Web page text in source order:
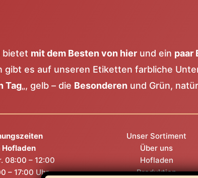
bietet mit dem Besten von hier und ein paar
es auf unseren Etiketten farbliche
Tag„, gelb – die Besonderen und Grün,
Hofladen
08:00 – 12:00
– 17:00 Uhr
Unser Sortiment
Über uns
Hofladen
Produktion